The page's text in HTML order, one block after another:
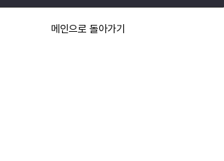
메인으로 돌아가기